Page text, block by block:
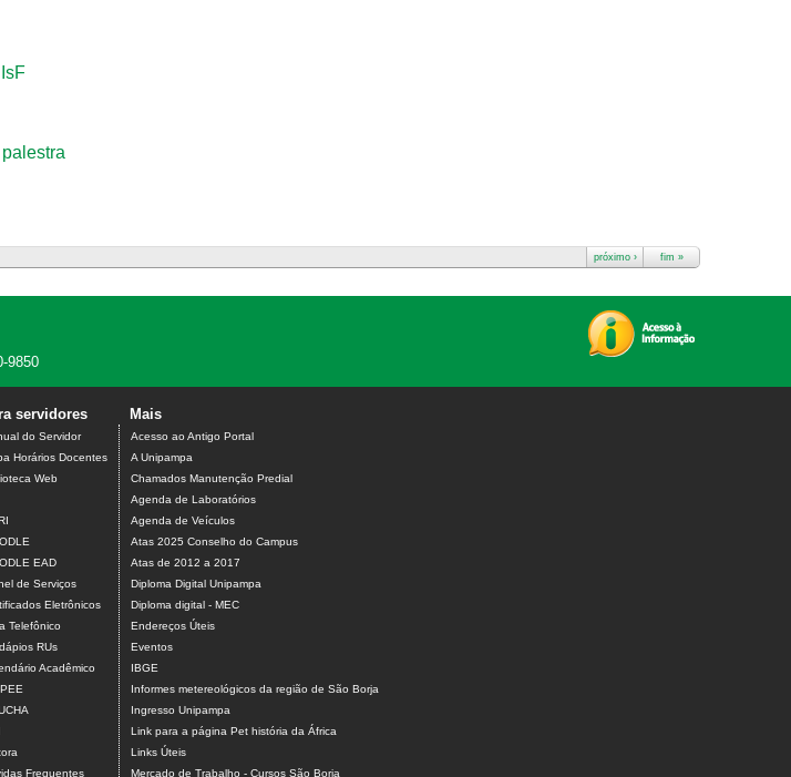
próximo › fim »
9850
servidores
do Servidor
Horários Docentes
Web
EAD
de Serviços
Eletrônicos
Telefônico
RUs
Acadêmico
Frequentes
Mais
Acesso ao Antigo Portal
A Unipampa
Chamados Manutenção Predial
Agenda de Laboratórios
Agenda de Veículos
Atas 2025 Conselho do Campus
Atas de 2012 a 2017
Diploma Digital Unipampa
Diploma digital - MEC
Endereços Úteis
Eventos
IBGE
Informes metereológicos da região de São Borja
Ingresso Unipampa
Link para a página Pet história da África
Links Úteis
Mercado de Trabalho - Cursos São Borja